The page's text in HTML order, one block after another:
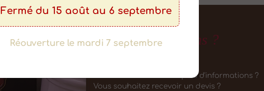
Plus d'informations ?
Vous souhaitez obtenir plus d'informations ?
Vous souhaitez recevoir un devis ?
Fermé du 15 août au 6 septembre
Réouverture le mardi 7 septembre